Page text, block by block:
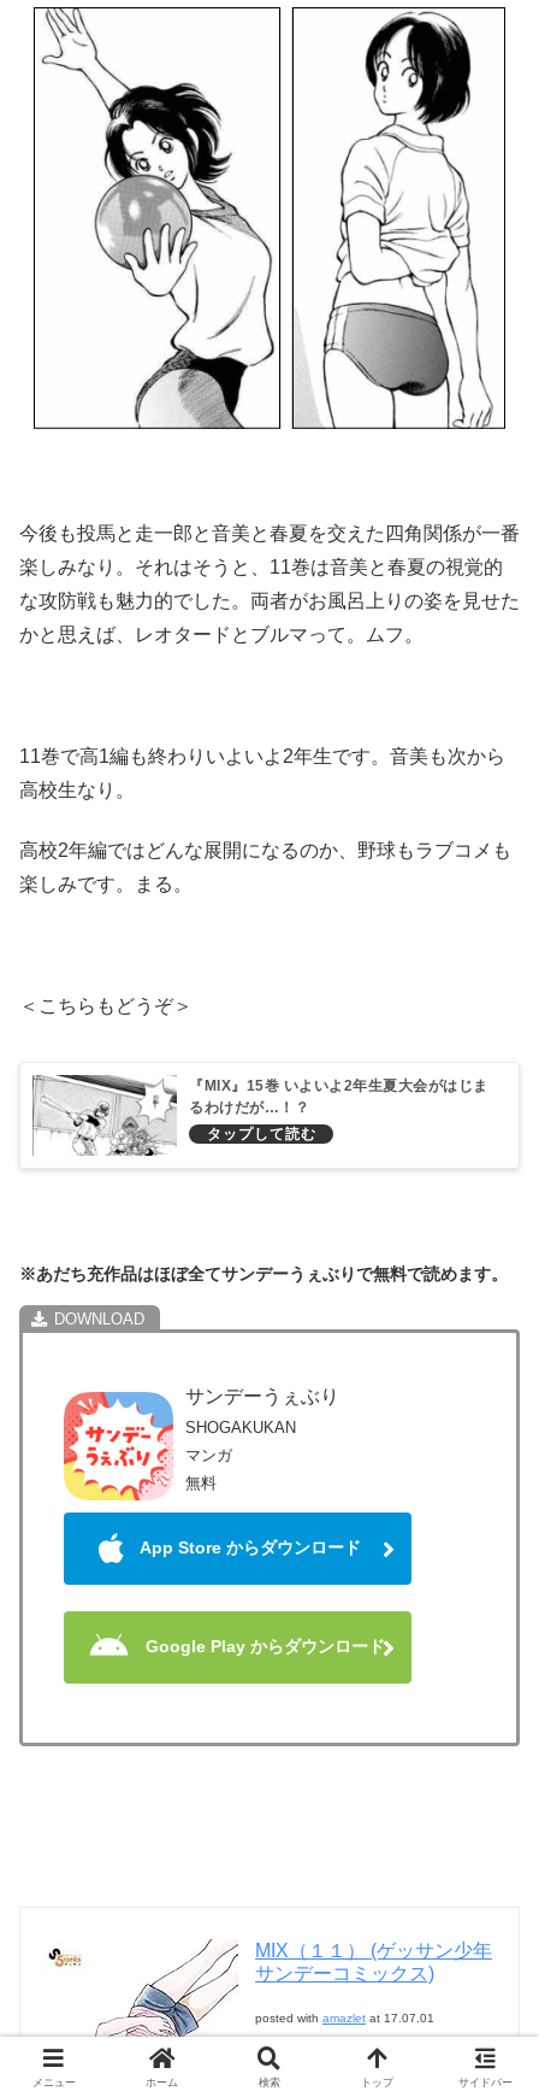
今後も投馬と走一郎と音美と春夏を交えた四角関係が一番
楽しみなり。それはそうと、11巻は音美と春夏の視覚的
な攻防戦も魅力的でした。両者がお風呂上りの姿を見せた
かと思えば、レオタードとブルマって。ムフ。
11巻で高1編も終わりいよいよ2年生です。音美も次から
高校生なり。
高校2年編ではどんな展開になるのか、野球もラブコメも
楽しみです。まる。
＜こちらもどうぞ＞
『MIX』15巻 いよいよ2年生夏大会がはじま
るわけだが…！？
※あだち充作品はほぼ全てサンデーうぇぶりで無料で読めます。
サンデーうぇぶり
SHOGAKUKAN
マンガ
無料
App Store からダウンロード
Google Play からダウンロード
MIX（１１） (ゲッサン少年
サンデーコミックス)
posted with amazlet at 17.07.01
小学館 (2017-06-30)
メニュー ホーム 検索 トップ サイドバー